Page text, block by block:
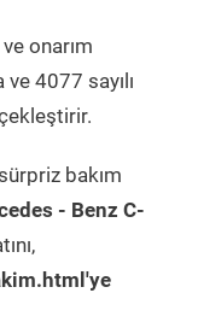
onarım
4077 sayılı
bakım
- Benz C-